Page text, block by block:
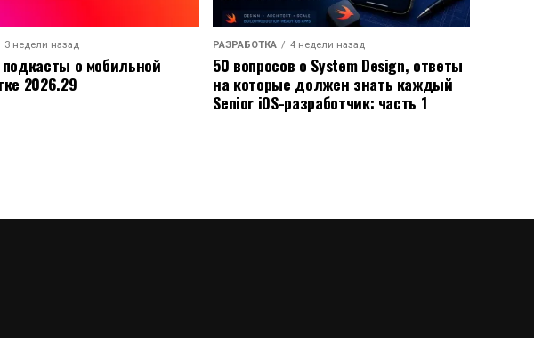
3 недели назад
о мобильной
2026.29
РАЗРАБОТКА 4 недели назад
50 вопросов о System Design, ответы
на которые должен знать каждый
Senior iOS-разработчик: часть 1